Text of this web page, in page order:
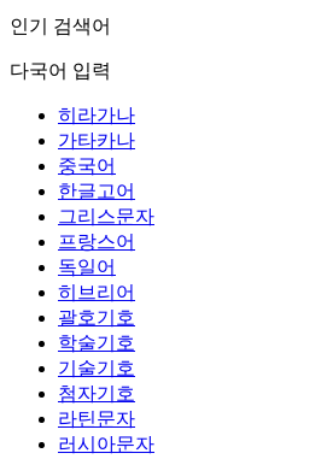
인기 검색어
다국어 입력
히라가나
가타카나
중국어
한글고어
그리스문자
프랑스어
독일어
히브리어
괄호기호
학술기호
기술기호
첨자기호
라틴문자
러시아문자